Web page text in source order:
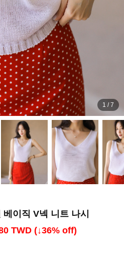
1 /7
이직 V넥 니트 나시
TWD (↓36% off)